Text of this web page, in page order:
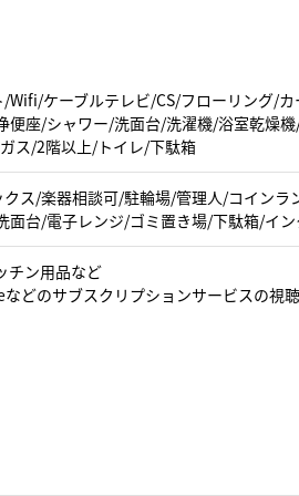
ケーブルテレビ/CS/フローリング/
便座/シャワー/洗面台/洗濯機/浴室乾燥
ス/2階以上/トイレ/下駄箱
ス/楽器相談可/駐輪場/管理人/コイン
面台/電子レンジ/ゴミ置き場/下駄箱/イ
チン用品など
どのサブスクリプションサービスの視